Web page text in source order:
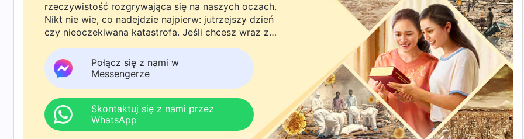
rzeczywistość rozgrywająca się na naszych oczach.
Nikt nie wie, co nadejdzie najpierw: jutrzejszy dzień
czy nieoczekiwana katastrofa. Jeśli chcesz wraz z
rodziną powitać powrót Pana i znaleźć
bezpieczeństwo pod Bożą ochroną, kliknij
WhatsAppa lub Messengera, aby dołączyć do
naszej grupy studyjnej. Nie odkładaj tego do jutra.
Połącz się z nami w
Messengerze
Skontaktuj się z nami przez
WhatsApp